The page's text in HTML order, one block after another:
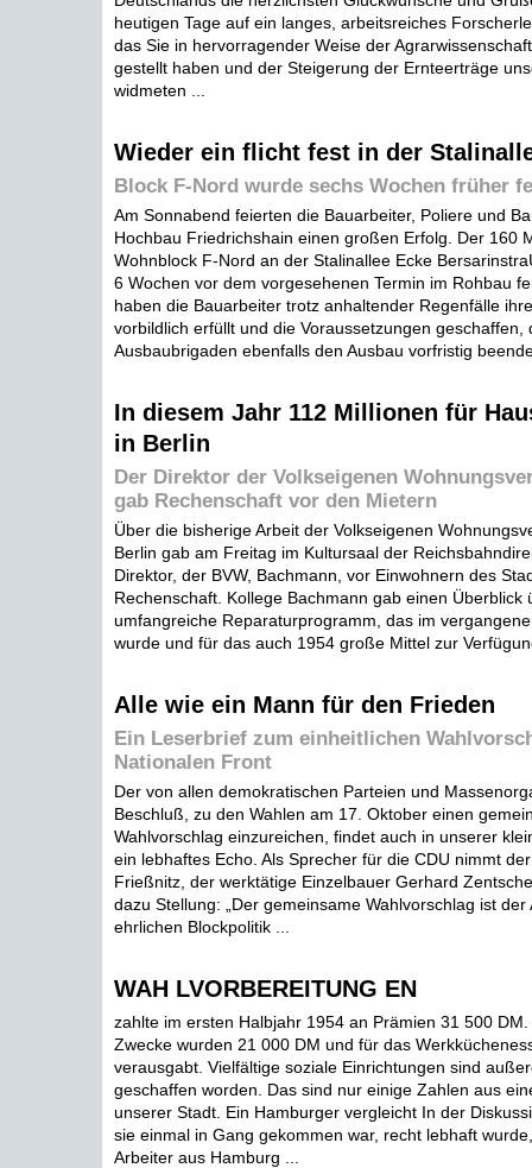
heutigen Tage auf ein langes, arbeitsreiches
das Sie in hervorragender Weise der
gestellt haben und der Steigerung der Ernteerträge
widmeten ...
Wieder ein flicht fest in der
Block F-Nord wurde sechs Wochen früher
Am Sonnabend feierten die Bauarbeiter, Poliere und
Hochbau Friedrichshain einen großen Erfolg. Der 160
Wohnblock F-Nord an der Stalinallee Ecke
6 Wochen vor dem vorgesehenen Termin im Rohbau
haben die Bauarbeiter trotz anhaltender Regenfälle
vorbildlich erfüllt und die Voraussetzungen geschaffen,
Ausbaubrigaden ebenfalls den Ausbau vorfristig
In diesem Jahr 112 Millionen für
in Berlin
Der Direktor der Volkseigenen
gab Rechenschaft vor den Mietern
Über die bisherige Arbeit der Volkseigenen
Berlin gab am Freitag im Kultursaal der
Direktor, der BVW, Bachmann, vor Einwohnern des
Rechenschaft. Kollege Bachmann gab einen Überblick
umfangreiche Reparaturprogramm, das im
wurde und für das auch 1954 große Mittel zur
Alle wie ein Mann für den Frieden
Ein Leserbrief zum einheitlichen
Nationalen Front
Der von allen demokratischen Parteien und
Beschluß, zu den Wahlen am 17. Oktober einen
Wahlvorschlag einzureichen, findet auch in unserer
ein lebhaftes Echo. Als Sprecher für die CDU nimmt
Frießnitz, der werktätige Einzelbauer Gerhard
dazu Stellung: „Der gemeinsame Wahlvorschlag ist der
ehrlichen Blockpolitik ...
WAH LVORBEREITUNG EN
zahlte im ersten Halbjahr 1954 an Prämien 31 500
Zwecke wurden 21 000 DM und für das
verausgabt. Vielfältige soziale Einrichtungen sind
geschaffen worden. Das sind nur einige Zahlen aus
unserer Stadt. Ein Hamburger vergleicht In der
sie einmal in Gang gekommen war, recht lebhaft
Arbeiter aus Hamburg ...